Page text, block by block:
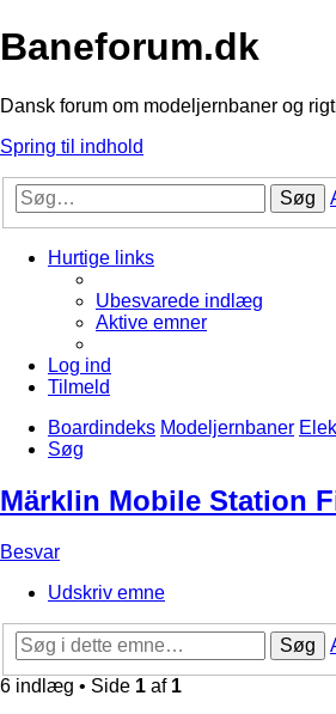
Baneforum.dk
Dansk forum om modeljernbaner og
Spring til indhold
Søg
Hurtige links
Ubesvarede indlæg
Aktive emner
Log ind
Tilmeld
Boardindeks Modeljernbaner
Søg
Märklin Mobile Station
Besvar
Udskriv emne
Søg
6 indlæg • Side 1 af 1